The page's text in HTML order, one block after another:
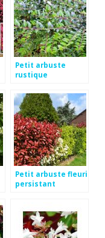
Petit arbuste
rustique
Petit arbuste fleuri
persistant